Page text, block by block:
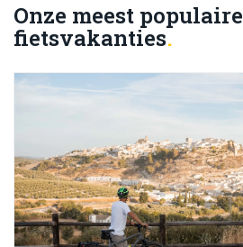
Onze meest populaire
fietsvakanties